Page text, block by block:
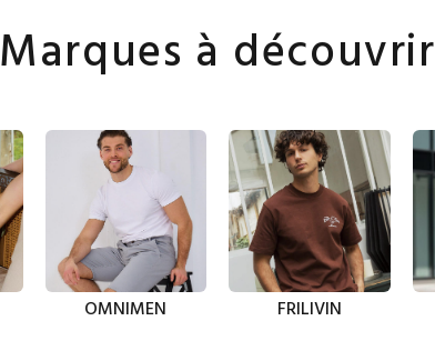
Marques à découvrir
OMNIMEN FRILIVIN